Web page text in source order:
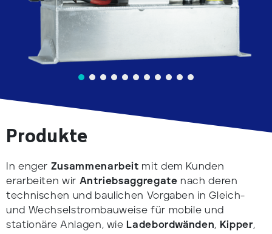
Produkte
In enger Zusammenarbeit mit dem Kunden
erarbeiten wir Antriebsaggregatenach deren
technischen und baulichen Vorgaben in Gleich-
und Wechselstrombauweise für mobile und
stationäre Anlagen, wie Ladebordwänden, Kipper,